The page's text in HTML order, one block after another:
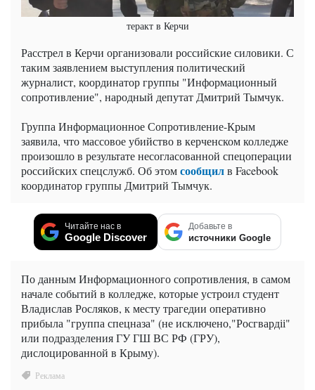
теракт в Керчи
Расстрел в Керчи организовали российские силовики. С
таким заявлением выступления политический
журналист, координатор группы "Информационный
сопротивление", народный депутат Дмитрий Тымчук.
Группа Информационное Сопротивление-Крым
заявила, что массовое убийство в керченском колледже
произошло в результате несогласованной спецоперации
российских спецслужб. Об этомсообщилв Facebook
координатор группы Дмитрий Тымчук.
Читайте нас в
Google Discover
Добавьте в
источники Google
По данным Информационного сопротивления, в самом
начале событий в колледже, которые устроил студент
Владислав Росляков, к месту трагедии оперативно
прибыла "группа спецназа" (не исключено,"Росгвардіі"
или подразделения ГУ ГШ ВС РФ (ГРУ),
дислоцированной в Крыму).